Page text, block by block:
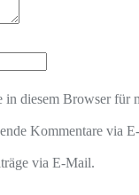
diesem Browser für
Kommentare via
via E-Mail.